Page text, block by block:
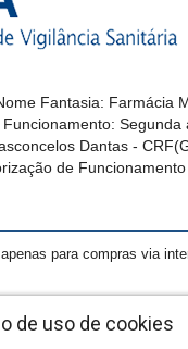
Fantasia:
Dantas -
de
para compras via
de uso de cookies